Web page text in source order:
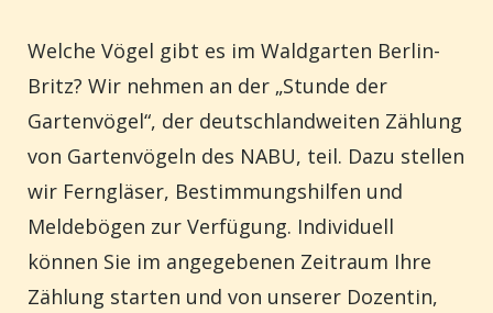
Welche Vögel gibt es im Waldgarten Berlin-
Britz? Wir nehmen an der „Stunde der
Gartenvögel“, der deutschlandweiten Zählung
von Gartenvögeln des NABU, teil. Dazu stellen
wir Ferngläser, Bestimmungshilfen und
Meldebögen zur Verfügung. Individuell
können Sie im angegebenen Zeitraum Ihre
Zählung starten und von unserer Dozentin,